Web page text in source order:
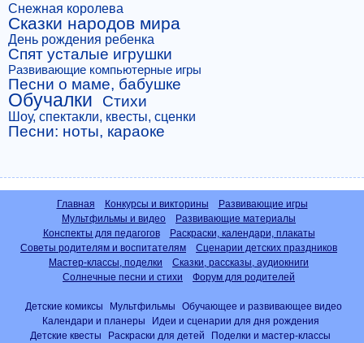
Снежная королева
Сказки народов мира
День рождения ребенка
Спят усталые игрушки
Развивающие компьютерные игры
Песни о маме, бабушке
Обучалки Стихи
Шоу, спектакли, квесты, сценки
Песни: ноты, караоке
Главная Конкурсы и викторины
Развивающие игры
Мультфильмы и видео
Развивающие материалы
Конспекты для педагогов
Раскраски, календари, плакаты
Советы родителям и воспитателям
Сценарии детских праздников
Мастер-классы, поделки
Сказки, рассказы, аудиокниги
Солнечные песни и стихи
Форум для родителей
Детские комиксы Мультфильмы
Обучающее и развивающее видео
Календари и планеры
Идеи и сценарии для дня рождения
Детские квесты
Раскраски для детей
Поделки и мастер-классы